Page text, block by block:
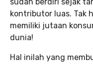
kontributor luas. Tak
memiliki jutaan
dunia!
Hal inilah yang